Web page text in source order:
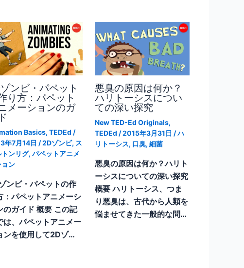
ンビ・パペット
り方：パペット
メーションのガ
Basics, TEDEd /
年7月14日 /2Dゾンビ, ス
ンリグ, パペットアニメ
ョン
ンビ・パペットの作
：パペットアニメーシ
のガイド 概要 この記
は、パペットアニメー
ンを使用して2Dゾ…
悪臭の原因は何か？
ハリトーシスについ
ての深い探究
New TED-Ed Originals,
TEDEd /2015年3月31日 /ハ
リトーシス, 口臭, 細菌
悪臭の原因は何か？ハリト
ーシスについての深い探究
概要 ハリトーシス、つま
り悪臭は、古代から人類を
悩ませてきた一般的な問…